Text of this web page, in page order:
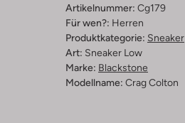
Artikelnummer: Cg179
Für wen?: Herren
Produktkategorie: Sneaker
Art: Sneaker Low
Marke: Blackstone
Modellname: Crag Colton